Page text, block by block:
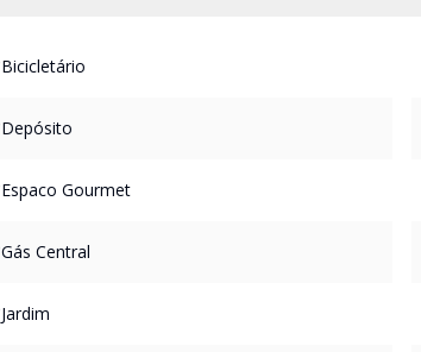
Bicicletário
Depósito
Espaco Gourmet
Gás Central
Jardim